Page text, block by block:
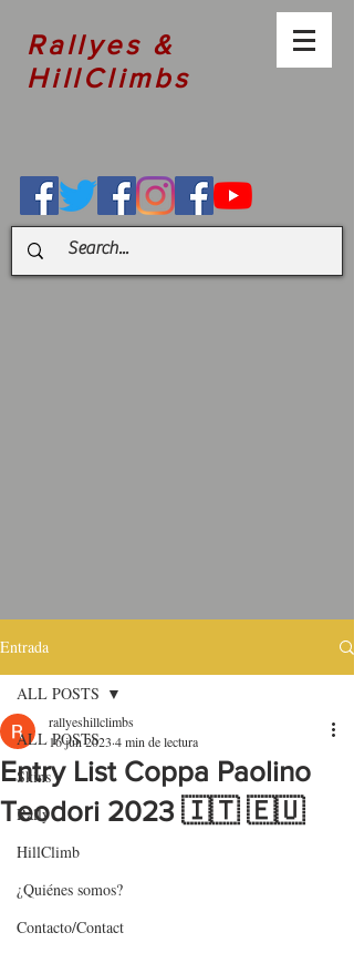
Rallyes &
HillClimbs
Entrada
ALL POSTS
Skins
Rally
HillClimb
¿Quiénes somos?
Contacto/Contact
ALL POSTS
Entry List Coppa Paolino
Teodori 2023 🇮🇹 🇪🇺
rallyeshillclimbs
16 jun 2023 4 min de lectura